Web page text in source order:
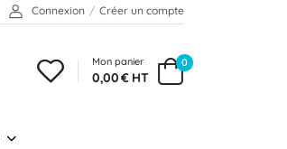
Connexion / Créer un compte
0
Mon panier
0,00 € HT